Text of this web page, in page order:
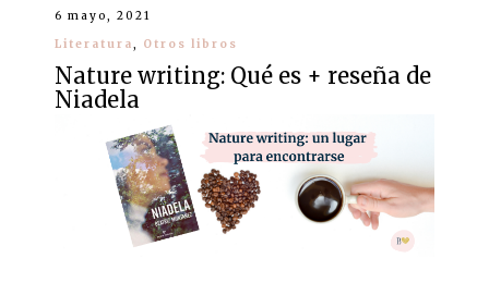
6 mayo, 2021
Literatura, Otros libros
Nature writing: Qué es + reseña de
Niadela